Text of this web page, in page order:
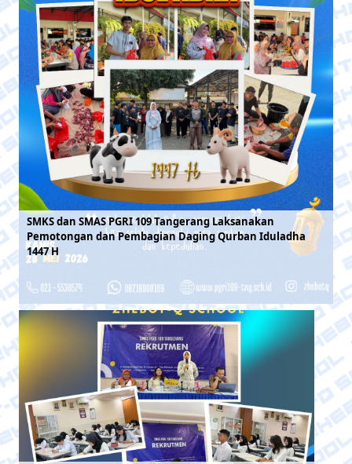
SMKS dan SMAS PGRI 109 Tangerang Laksanakan
Pemotongan dan Pembagian Daging Qurban Iduladha
1447 H